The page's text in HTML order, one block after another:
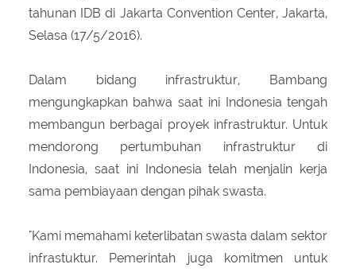
tahunan IDB di Jakarta Convention Center, Jakarta,
Selasa (17/5/2016).
Dalam bidang infrastruktur, Bambang
mengungkapkan bahwa saat ini Indonesia tengah
membangun berbagai proyek infrastruktur. Untuk
mendorong pertumbuhan infrastruktur di
Indonesia, saat ini Indonesia telah menjalin kerja
sama pembiayaan dengan pihak swasta.
"Kami memahami keterlibatan swasta dalam sektor
infrastuktur. Pemerintah juga komitmen untuk